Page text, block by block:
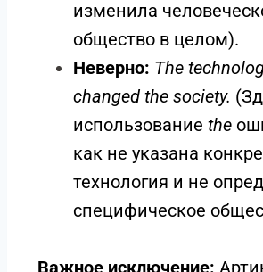
изменила
общество в целом).
Неверно: The
changed the society.
использование the
как не указана
технология и не
специфическое
Важное исключение: